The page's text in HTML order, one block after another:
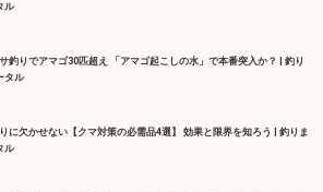
ル
釣りでアマゴ30匹超え 「アマゴ起こしの水」で本番突入か？ | 釣り
タル
に欠かせない【クマ対策の必需品4選】 効果と限界を知ろう | 釣りま
ル